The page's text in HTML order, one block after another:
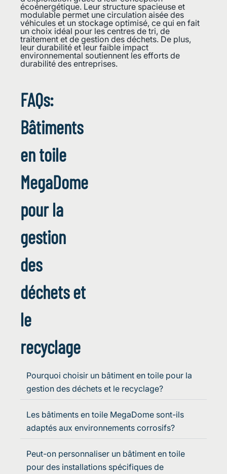
écoénergétique. Leur structure spacieuse et
modulable permet une circulation aisée des
véhicules et un stockage optimisé, ce qui en fait
un choix idéal pour les centres de tri, de
traitement et de gestion des déchets. De plus,
leur durabilité et leur faible impact
environnemental soutiennent les efforts de
durabilité des entreprises.
FAQs:
Bâtiments
en toile
MegaDome
pour la
gestion
des
déchets et
le
recyclage
Pourquoi choisir un bâtiment en toile pour la
gestion des déchets et le recyclage?
Les bâtiments en toile MegaDome sont-ils
adaptés aux environnements corrosifs?
Peut-on personnaliser un bâtiment en toile
pour des installations spécifiques de